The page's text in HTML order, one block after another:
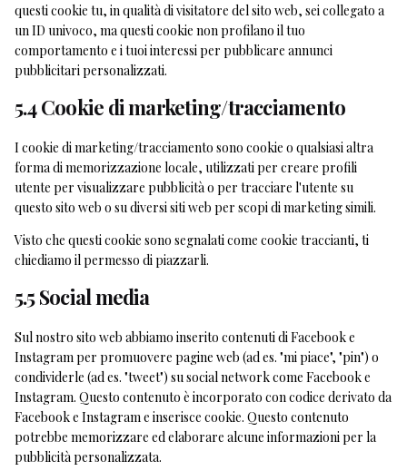
questi cookie tu, in qualità di visitatore del sito web, sei collegato a
un ID univoco, ma questi cookie non profilano il tuo
comportamento e i tuoi interessi per pubblicare annunci
pubblicitari personalizzati.
5.4 Cookie di marketing/tracciamento
I cookie di marketing/tracciamento sono cookie o qualsiasi altra
forma di memorizzazione locale, utilizzati per creare profili
utente per visualizzare pubblicità o per tracciare l'utente su
questo sito web o su diversi siti web per scopi di marketing simili.
Visto che questi cookie sono segnalati come cookie traccianti, ti
chiediamo il permesso di piazzarli.
5.5 Social media
Sul nostro sito web abbiamo inserito contenuti di Facebook e
Instagram per promuovere pagine web (ad es. "mi piace", "pin") o
condividerle (ad es. "tweet") su social network come Facebook e
Instagram. Questo contenuto è incorporato con codice derivato da
Facebook e Instagram e inserisce cookie. Questo contenuto
potrebbe memorizzare ed elaborare alcune informazioni per la
pubblicità personalizzata.